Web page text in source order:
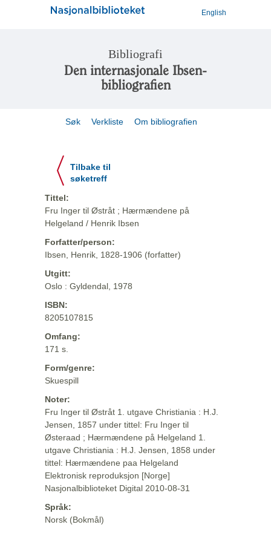
English
Bibliografi
Den internasjonale Ibsen-
bibliografien
Søk Verkliste Om bibliografien
Tilbake til
søketreff
Tittel:
Fru Inger til Østråt ; Hærmændene på
Helgeland / Henrik Ibsen
Forfatter/person:
Ibsen, Henrik, 1828-1906 (forfatter)
Utgitt:
Oslo : Gyldendal, 1978
ISBN:
8205107815
Omfang:
171 s.
Form/genre:
Skuespill
Noter:
Fru Inger til Østråt 1. utgave Christiania : H.J.
Jensen, 1857 under tittel: Fru Inger til
Østeraad ; Hærmændene på Helgeland 1.
utgave Christiania : H.J. Jensen, 1858 under
tittel: Hærmændene paa Helgeland
Elektronisk reproduksjon [Norge]
Nasjonalbiblioteket Digital 2010-08-31
Språk:
Norsk (Bokmål)